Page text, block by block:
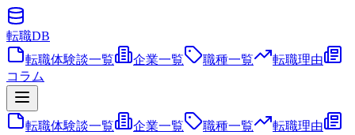
転職DB
転職体験談一覧
企業一覧 職種一覧
転職理由
コラム
転職体験談一覧 企業一覧 職種一覧
転職理由